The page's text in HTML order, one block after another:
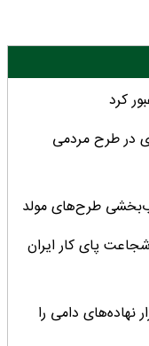
در طرح مردمی
طرح‌های مولد
پای کار ایران
نهاده‌های دامی را